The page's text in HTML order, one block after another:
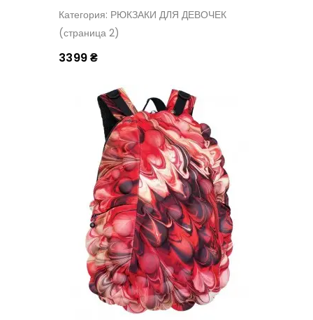
Категория: РЮКЗАКИ ДЛЯ ДЕВОЧЕК
(страница 2)
3399 ₴